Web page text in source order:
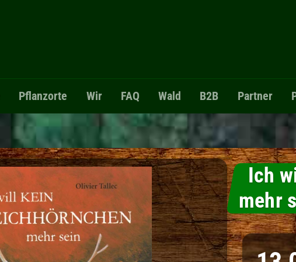
Pflanzorte Wir FAQ Wald B2B Partner
Ich
mehr
Normaler